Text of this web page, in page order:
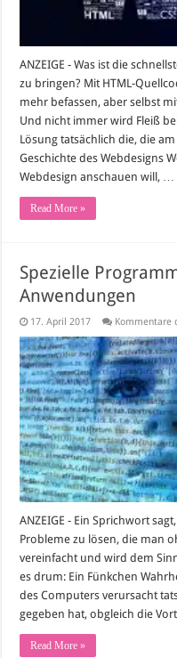
ANZEIGE - Was ist die
zu bringen? Mit HTML-
mehr befassen, aber selbst
Und nicht immer wird Fleiß
Lösung tatsächlich die, die
Geschichte des Webdesigns
Webdesign anschauen will, …
Read More »
Spezielle
Anwendungen
17. April 2017 Kommentare
ANZEIGE - Ein Sprichwort
Probleme zu lösen, die man
vereinfacht und wird dem
es drum: Ein Fünkchen
des Computers verursacht
gegeben hat, obgleich die
Read More »